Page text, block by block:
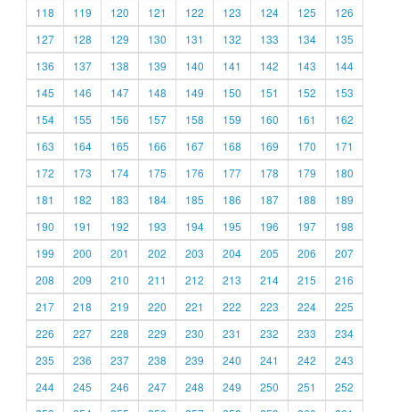
118
119 120 121 122 123 124 125
126
127
128 129 130 131 132 133 134
135
136
137 138 139 140 141 142 143
144
145
146 147 148 149 150 151 152
153
154
155 156 157 158 159 160 161
162
163
164 165 166 167 168 169 170
171
172
173 174 175 176 177 178 179
180
181
182 183 184 185 186 187 188
189
190
191 192 193 194 195 196 197
198
199
200 201 202 203 204 205 206
207
208
209 210 211 212 213 214 215
216
217
218 219 220 221 222 223 224
225
226
227 228 229 230 231 232 233
234
235
236 237 238 239 240 241 242
243
244
245 246 247 248 249 250 251
252